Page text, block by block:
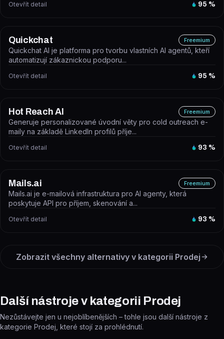
Otevřít detail 95 %
Quickchat Freemium
Quickchat AI je platforma pro tvorbu vlastních AI agentů, kteří
automatizují zákaznickou podporu...
Otevřít detail 95 %
Hot Reach AI Freemium
Generuje personalizované úvodní věty pro cold outreach e-
maily na základě LinkedIn profilů příje...
Otevřít detail 93 %
Mails.ai Freemium
Mails.ai je e-mailová infrastruktura pro AI agenty, která
poskytuje API pro příjem, skenování a...
Otevřít detail 93 %
Zobrazit všechny alternativy v kategorii Prodej
Další nástroje v kategorii Prodej
Nezůstávejte jen u nejoblíbenějších – tohle jsou další nástroje z
kategorie Prodej, které stojí za prohlédnutí.